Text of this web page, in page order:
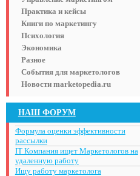
Практика и кейсы
Книги по маркетингу
Психология
Экономика
Разное
События для маркетологов
Новости marketopedia.ru
НАШ ФОРУМ
Формула оценки эффективности
рассылки
IT Компания ищет Маркетологов на
удаленную работу
Ищу работу маркетолога